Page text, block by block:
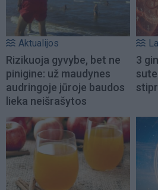
Aktualijos
Rizikuoja gyvybe, bet ne
pinigine: už maudynes
audringoje jūroje baudos
lieka neišrašytos
3